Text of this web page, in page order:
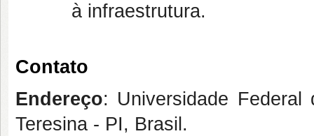
à infraestrutura.
Contato
Endereço: Universidade Federal
Teresina - PI, Brasil.